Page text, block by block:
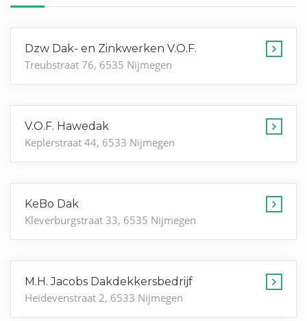
Dzw Dak- en Zinkwerken V.O.F.
Treubstraat 76, 6535 Nijmegen
V.O.F. Hawedak
Keplerstraat 44, 6533 Nijmegen
KeBo Dak
Kleverburgstraat 33, 6535 Nijmegen
M.H. Jacobs Dakdekkersbedrijf
Heidevenstraat 2, 6533 Nijmegen